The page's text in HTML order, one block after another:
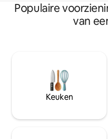
Populaire
van
Keuken